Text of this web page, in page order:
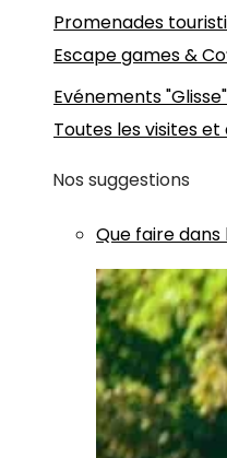
Promenades
Escape games & Co
Evénements "Glisse"
Toutes les visites
Nos suggestions
Que faire dans